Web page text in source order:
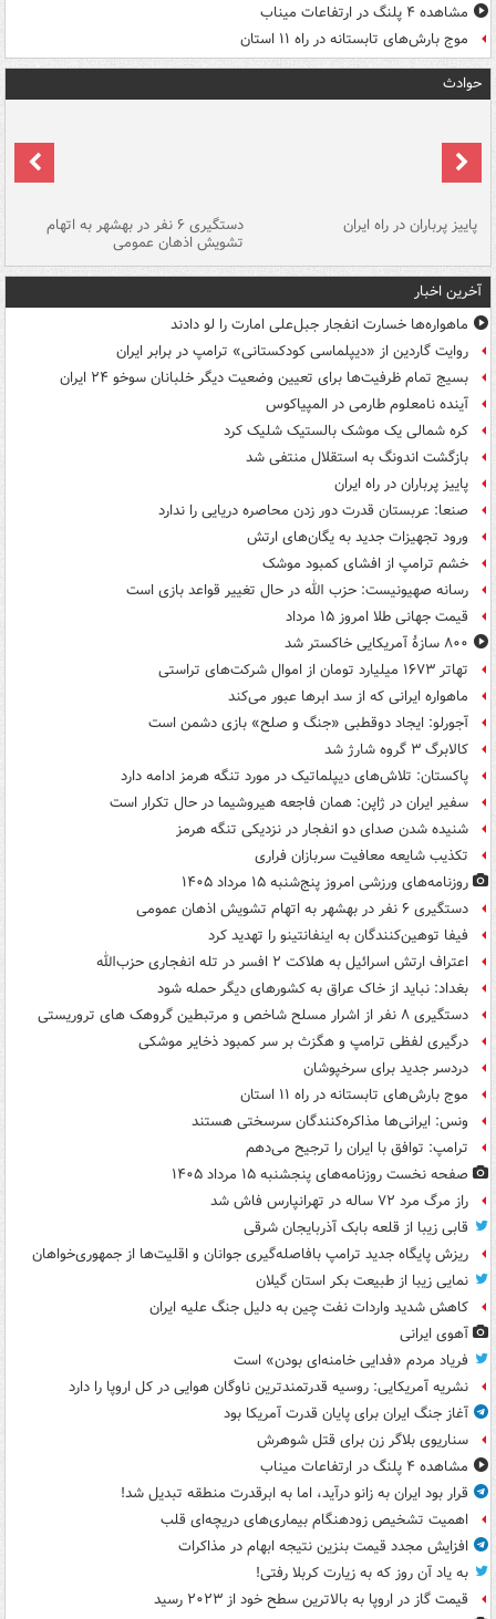
مشاهده ۴ پلنگ در ارتفاعات میناب
موج بارش‌های تابستانه در راه ۱۱ استان
حوادث
پاییز پرباران در راه ایران دستگیری ۶ نفر در بهشهر به اتهام
تشویش اذهان عمومی
آخرین اخبار
ماهواره‌ها خسارت انفجار جبل‌علی امارت را لو دادند
روایت گاردین از «دیپلماسی کودکستانی» ترامپ در برابر ایران
بسیج تمام ظرفیت‌ها برای تعیین وضعیت دیگر خلبانان سوخو ۲۴ ایران
آینده نامعلوم طارمی در المپیاکوس
کره شمالی یک موشک بالستیک شلیک کرد
بازگشت اندونگ به استقلال منتفی شد
پاییز پرباران در راه ایران
صنعا: عربستان قدرت دور زدن محاصره دریایی را ندارد
ورود تجهیزات جدید به یگان‌های ارتش
خشم ترامپ از افشای کمبود موشک
رسانه صهیونیست: حزب الله در حال تغییر قواعد بازی است
قیمت جهانی طلا امروز ۱۵ مرداد
۸۰۰ سازۀ آمریکایی خاکستر شد
تهاتر ۱۶۷۳ میلیارد تومان از اموال شرکت‌های تراستی
ماهواره ایرانی که از سد ابرها عبور می‌کند
آجورلو: ایجاد دوقطبی «جنگ و صلح‌» بازی دشمن است
کالابرگ ۳ گروه شارژ شد
پاکستان: تلاش‌های دیپلماتیک در مورد تنگه هرمز ادامه دارد
سفیر ایران در ژاپن: همان فاجعه هیروشیما در حال تکرار است
شنیده شدن صدای دو انفجار در نزدیکی تنگه هرمز
تکذیب شایعه معافیت سربازان فراری
روزنامه‌های ورزشی امروز پنج‌شنبه ۱۵ مرداد ۱۴۰۵
دستگیری ۶ نفر در بهشهر به اتهام تشویش اذهان عمومی
فیفا توهین‌کنندگان به اینفانتینو را تهدید کرد
اعتراف ارتش اسرائیل به هلاکت ۲ افسر در تله انفجاری حزب‌الله
بغداد: نباید از خاک عراق به کشورهای دیگر حمله شود
دستگیری ۸ نفر از اشرار مسلح شاخص و مرتبطین گروهک های تروریستی
درگیری لفظی ترامپ و هگزث بر سر کمبود ذخایر موشکی
دردسر جدید برای سرخپوشان
موج بارش‌های تابستانه در راه ۱۱ استان
ونس: ایرانی‌ها مذاکره‌کنندگان سرسختی هستند
ترامپ: توافق با ایران را ترجیح می‌دهم
صفحه نخست روزنامه‌های پنجشنبه ۱۵ مرداد ۱۴۰۵
راز مرگ مرد ۷۲ ساله در تهرانپارس فاش شد
قابی زیبا از قلعه بابک آذربایجان شرقی
ریزش پایگاه جدید ترامپ بافاصله‌گیری جوانان و اقلیت‌ها از جمهوری‌خواهان
نمایی زیبا از طبیعت بکر استان گیلان
کاهش شدید واردات نفت چین به دلیل جنگ علیه ایران
آهوی ایرانی
فریاد مردم «فدایی خامنه‌ای بودن» است
نشریه آمریکایی: روسیه قدرتمندترین ناوگان هوایی در کل اروپا را دارد
آغاز جنگ ایران برای پایان قدرت آمریکا بود
سناریوی بلاگر زن برای قتل شوهرش
مشاهده ۴ پلنگ در ارتفاعات میناب
قرار بود ایران به زانو درآید، اما به ابرقدرت منطقه تبدیل شد!
اهمیت تشخیص زودهنگام بیماری‌های دریچه‌ای قلب
افزایش مجدد قیمت بنزین نتیجه ابهام در مذاکرات
به یاد آن روز که به زیارت کربلا رفتی!
قیمت گاز در اروپا به بالاترین سطح خود از ۲۰۲۳ رسید